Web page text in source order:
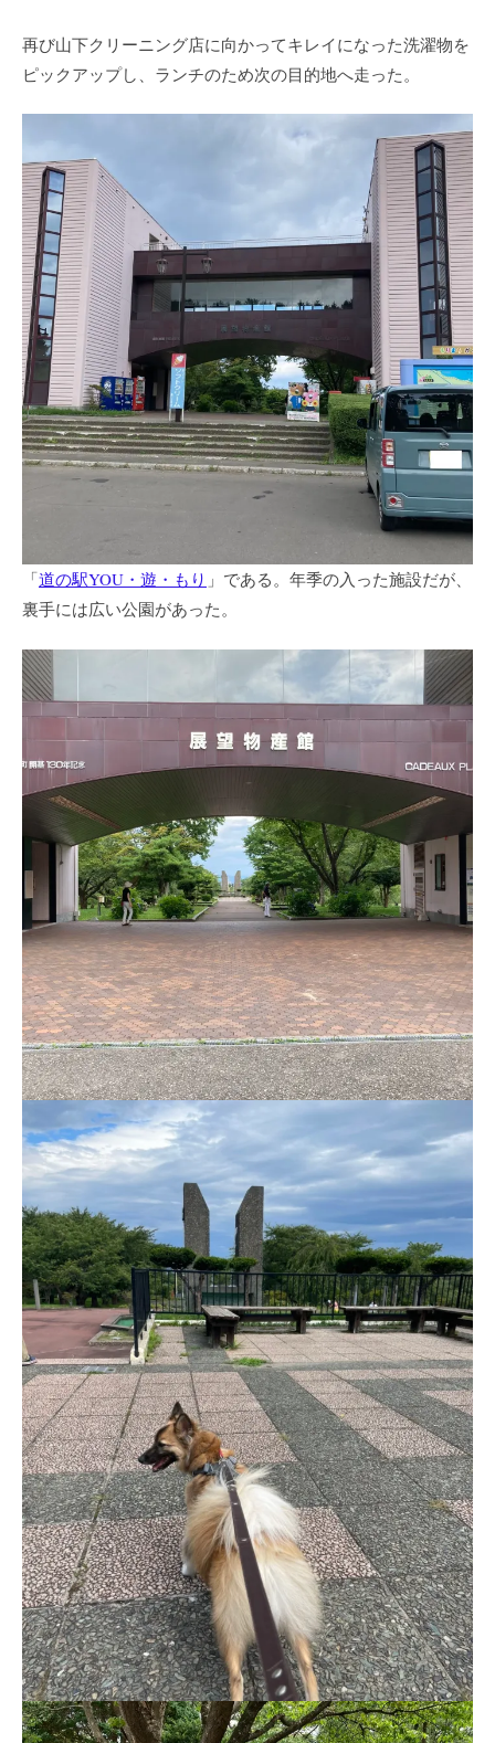
再び山下クリーニング店に向かってキレイになった洗濯物を
ピックアップし、ランチのため次の目的地へ走った。
「道の駅YOU・遊・もり 」である。年季の入った施設だが、
裏手には広い公園があった。